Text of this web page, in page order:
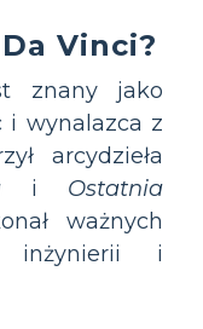
Vinci?
znany jako
i wynalazca z
arcydzieła
i Ostatnia
ważnych
inżynierii i